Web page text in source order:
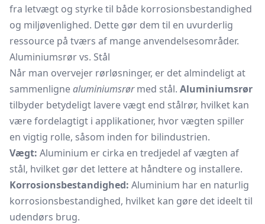
fra letvægt og styrke til både korrosionsbestandighed
og miljøvenlighed. Dette gør dem til en uvurderlig
ressource på tværs af mange anvendelsesområder.
Aluminiumsrør vs. Stål
Når man overvejer rørløsninger, er det almindeligt at
sammenlignealuminiumsrørmed stål. Aluminiumsrør
tilbyder betydeligt lavere vægt end stålrør, hvilket kan
være fordelagtigt i applikationer, hvor vægten spiller
en vigtig rolle, såsom inden for bilindustrien.
Vægt: Aluminium er cirka en tredjedel af vægten af
stål, hvilket gør det lettere at håndtere og installere.
Korrosionsbestandighed: Aluminium har en naturlig
korrosionsbestandighed, hvilket kan gøre det ideelt til
udendørs brug.